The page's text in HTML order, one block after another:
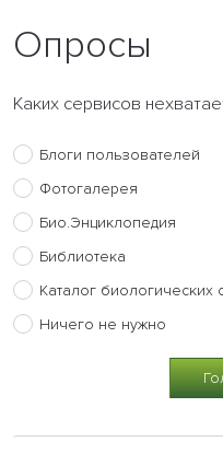
Опросы
Каких сервисов
Блоги пользователей
Фотогалерея
Био.Энциклопедия
Библиотека
Каталог биологических
Ничего не нужно